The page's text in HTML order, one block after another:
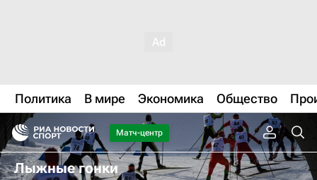
Политика В мире Экономика Общество
Матч-центр
Лыжные гонки